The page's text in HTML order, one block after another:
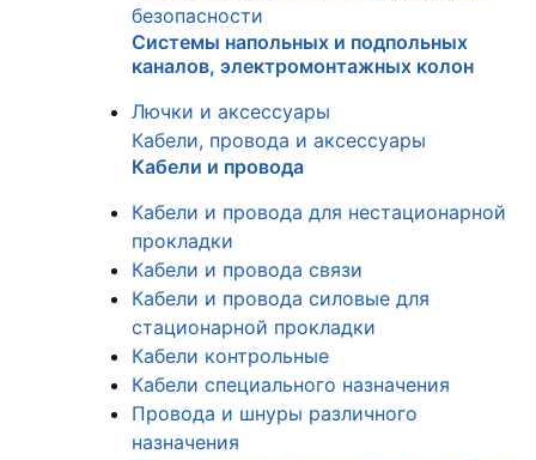
безопасности
Системы напольных и подпольных
каналов, электромонтажных колон
Лючки и аксессуары
Кабели, провода и аксессуары
Кабели и провода
Кабели и провода для нестационарной
прокладки
Кабели и провода связи
Кабели и провода силовые для
стационарной прокладки
Кабели контрольные
Кабели специального назначения
Провода и шнуры различного
назначения